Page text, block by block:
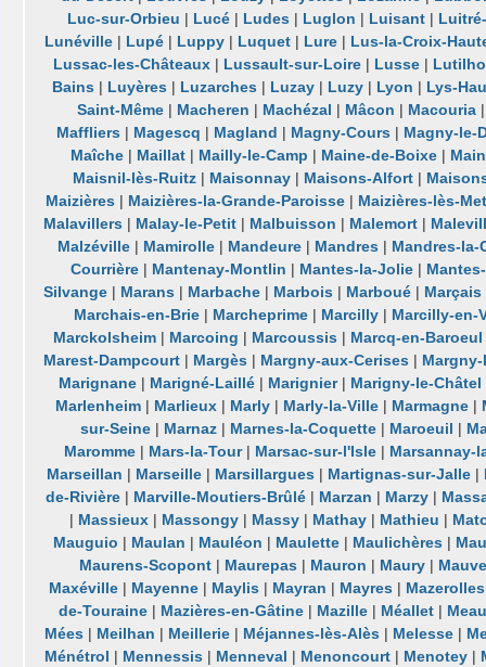
Luc-sur-Orbieu | Lucé| Ludes| Luglon | Luisant|
Lunéville | Lupé | Luppy | Luquet | Lure | Lus-la-Croix-
Lussac-les-Châteaux | Lussault-sur-Loire | Lusse |
Bains| Luyères| Luzarches| Luzay| Luzy| Lyon | Lys-
Saint-Même| Macheren | Machézal | Mâcon | Macouria
Maffliers| Magescq | Magland | Magny-Cours| Magny-le-
Maîche| Maillat| Mailly-le-Camp | Maine-de-Boixe|
Maisnil-lès-Ruitz| Maisonnay| Maisons-Alfort|
Maizières| Maizières-la-Grande-Paroisse| Maizières-lès-
Malavillers | Malay-le-Petit | Malbuisson | Malemort |
Malzéville| Mamirolle| Mandeure| Mandres| Mandres-la-
Courrière | Mantenay-Montlin | Mantes-la-Jolie |
Silvange | Marans | Marbache | Marbois | Marboué | Marçais
Marchais-en-Brie| Marcheprime| Marcilly| Marcilly-en-
Marckolsheim | Marcoing | Marcoussis | Marcq-en-Baroeul
Marest-Dampcourt | Margès | Margny-aux-Cerises |
Marignane | Marigné-Laillé | Marignier| Marigny-le-Châtel
Marlenheim| Marlieux| Marly| Marly-la-Ville| Marmagne|
sur-Seine | Marnaz | Marnes-la-Coquette | Maroeuil |
Maromme| Mars-la-Tour| Marsac-sur-l'Isle| Marsannay-
Marseillan | Marseille| Marsillargues| Martignas-sur-Jalle|
de-Rivière | Marville-Moutiers-Brûlé | Marzan | Marzy |
| Massieux| Massongy| Massy| Mathay| Mathieu |
Mauguio | Maulan | Mauléon | Maulette| Maulichères|
Maurens-Scopont| Maurepas| Mauron | Maury|
Maxéville | Mayenne | Maylis | Mayran | Mayres | Mazerolles
de-Touraine| Mazières-en-Gâtine| Mazille| Méallet|
Mées | Meilhan | Meillerie | Méjannes-lès-Alès | Melesse |
Ménétrol | Mennessis | Menneval | Menoncourt | Menotey |